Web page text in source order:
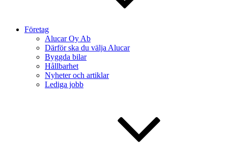
Företag
Alucar Oy Ab
Därför ska du välja Alucar
Byggda bilar
Hållbarhet
Nyheter och artiklar
Lediga jobb